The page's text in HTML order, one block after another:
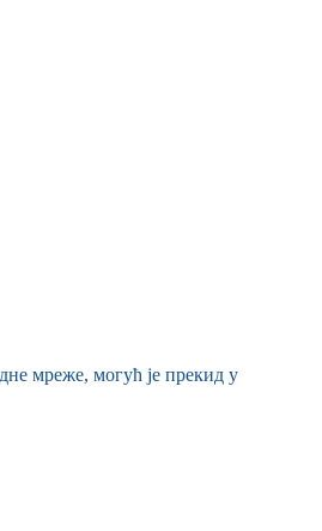
мреже, могућ је прекид у